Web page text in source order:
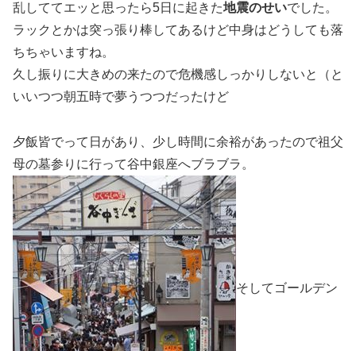
乱しててエッと思ったら5日に起きた地震のせいでした。
ラックとかは突っ張り棒してあるけど中身はどうしても落
ちちゃいますね。
久し振りに大きめの来たので危機感しっかりしないと（と
いいつつ朝五時で夢うつつだったけど
夕飯皆でって日があり、少し時間に余裕があったので祖父
母の墓参りに行って谷中銀座へブラブラ。
そしてゴールデン